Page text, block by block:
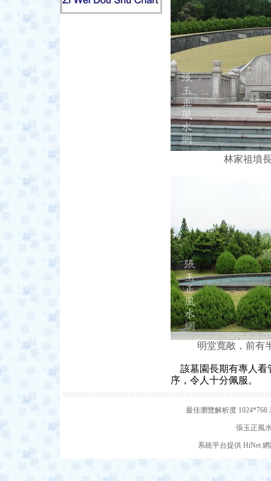
林家祖墳長期
明堂寬敞，前有
該墓園長期有專人看
序，令人十分佩服。
最佳瀏覽解析度
張玉正風
系統平台提供 HiNet